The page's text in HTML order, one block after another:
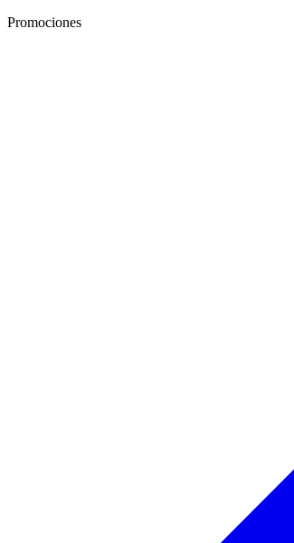
Promociones